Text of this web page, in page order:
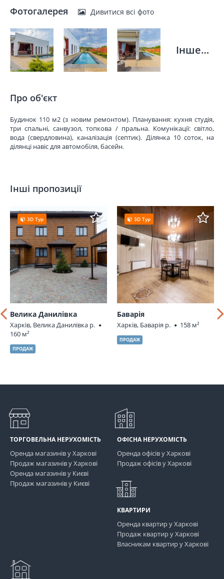
Фотогалерея Дивитися всі фото
Інше…
Про об'єкт
Будинок 110 м2 (з новим ремонтом). Планування: кухня студія,
три спальні, санвузол, топкова / пральна. Комунікації: світло,
вода (свердловина), каналізація (септик). Ділянка 10 соток, на
ділянці навіс для автомобіля, басейн.
Інші пропозиції
3D Тур
Велика Данилівка
Харків, Велика Данилівка р.
160 м²
ПРОДАЖ
3D Тур
Баварія
Харків, Баварія р. 158 м²
ПРОДАЖ
ТОРГОВЕЛЬНА НЕРУХОМІСТЬ
Оренда магазинів у Харкові
Продаж магазинів у Харкові
Оренда магазинів у Києві
Продаж магазинів у Києві
ОФІСНА НЕРУХОМІСТЬ
Оренда офісів у Харкові
Продаж офісів у Харкові
КВАРТИРИ
Оренда квартир у Харкові
Продаж квартир у Харкові
Власникам квартир у Харкові